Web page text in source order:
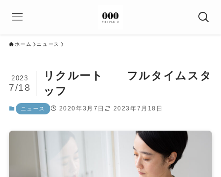
ホーム ニュース
リクルート フルタイムスタ
ッフ
2023
7/18
ニュース 2020年3月7日 2023年7月18日